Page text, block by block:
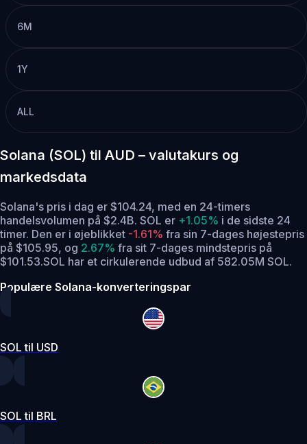
6M
1Y
ALL
Solana (SOL) til AUD – valutakurs og
markedsdata
Solana's pris i dag er $104.24, med en 24-timers
handelsvolumen på $2.4B. SOL er +1.05% i de sidste 24
timer. Den er i øjeblikket -1.61% fra sin 7-dages højestepris
på $105.95, og 2.67% fra sit 7-dages mindstepris på
$101.53.SOL har et cirkulerende udbud af 582.05M SOL.
Populære Solana-konverteringspar
SOL til USD
SOL til BRL